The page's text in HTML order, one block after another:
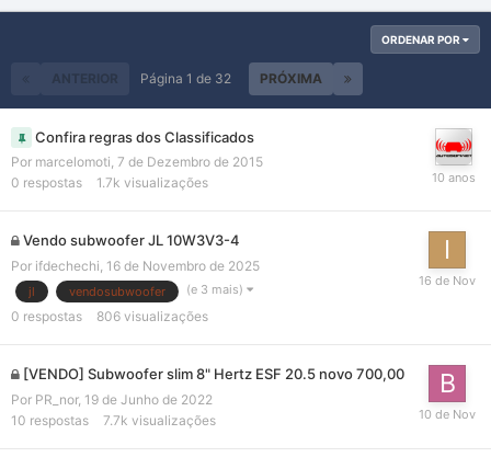
ORDENAR POR
ANTERIOR PRÓXIMA
Página 1 de 32
Confira regras dos Classificados
Por marcelomoti, 7 de Dezembro de 2015
0 respostas 1.7k visualizações
Vendo subwoofer JL 10W3V3-4
Por ifdechechi, 16 de Novembro de 2025
jl vendosubwoofer (e 3 mais)
0 respostas 806 visualizações
[VENDO] Subwoofer slim 8" Hertz ESF 20.5 novo 700,00
Por PR_nor, 19 de Junho de 2022
10 respostas 7.7k visualizações